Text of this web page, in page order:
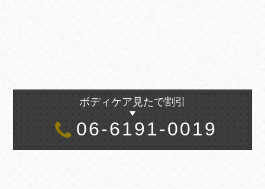
ボディケア見たで割引
06-6191-0019